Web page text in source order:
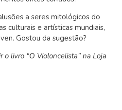
a seres mitológicos do
culturais e artísticas mundiais,
Gostou da sugestão?
o livro “O Violoncelista” na Loja